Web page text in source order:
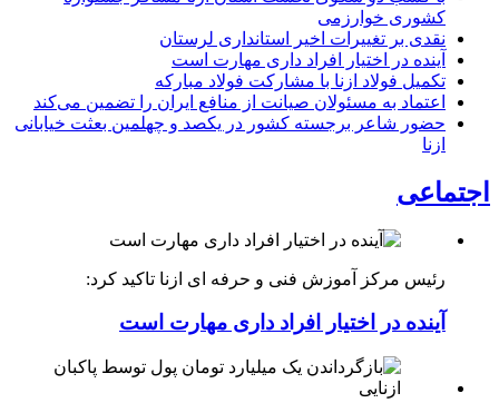
کشوری خوارزمی
نقدی بر تغییرات اخیر استانداری لرستان
آینده در اختیار افراد داری مهارت است
تکمیل فولاد ازنا با مشارکت فولاد مبارکه
اعتماد به مسئولان صیانت از منافع ایران را تضمین می‌کند
حضور شاعر برجسته کشور در یکصد و چهلمین بعثت خیابانی
ازنا
اجتماعی
رئیس مرکز آموزش فنی و حرفه ای ازنا تاکید کرد:
آینده در اختیار افراد داری مهارت است